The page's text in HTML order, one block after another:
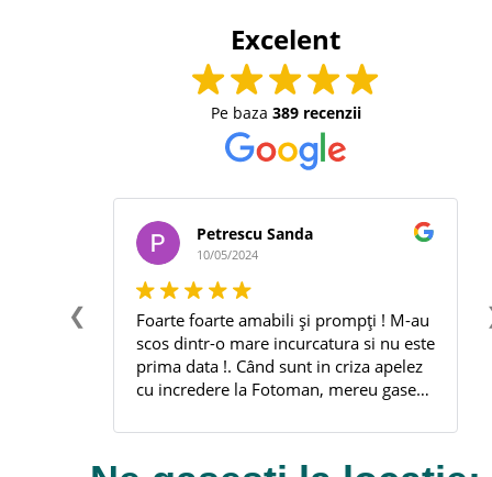
Excelent
Pe baza 389 recenzii
❮
Petrescu Sanda
10/05/2024
Foarte foarte amabili și prompți ! M-au
scos dintr-o mare incurcatura si nu este
prima data !. Când sunt in criza apelez
cu incredere la Fotoman, mereu gasesc
Multumesc frumos. !